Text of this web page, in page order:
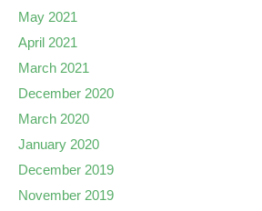
May 2021
April 2021
March 2021
December 2020
March 2020
January 2020
December 2019
November 2019